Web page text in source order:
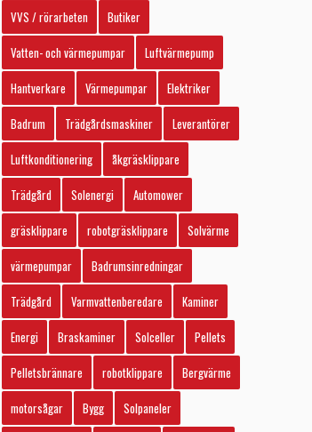
VVS / rörarbeten
Butiker
Vatten- och värmepumpar
Luftvärmepump
Hantverkare
Värmepumpar
Elektriker
Badrum
Trädgårdsmaskiner
Leverantörer
Luftkonditionering
åkgräsklippare
Trädgård
Solenergi
Automower
gräsklippare
robotgräsklippare
Solvärme
värmepumpar
Badrumsinredningar
Trädgård
Varmvattenberedare
Kaminer
Energi
Braskaminer Solceller
Pellets
Pelletsbrännare
robotklippare
Bergvärme
motorsågar
Bygg
Solpaneler